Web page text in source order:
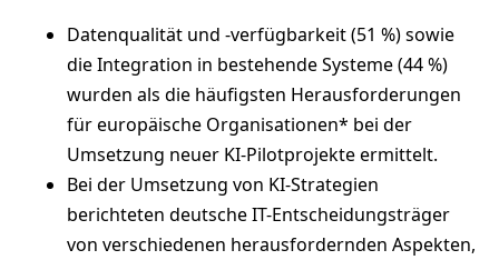
Datenqualität und -verfügbarkeit (51 %) sowie
die Integration in bestehende Systeme (44 %)
wurden als die häufigsten Herausforderungen
für europäische Organisationen* bei der
Umsetzung neuer KI-Pilotprojekte ermittelt.
Bei der Umsetzung von KI-Strategien
berichteten deutsche IT-Entscheidungsträger
von verschiedenen herausfordernden Aspekten,